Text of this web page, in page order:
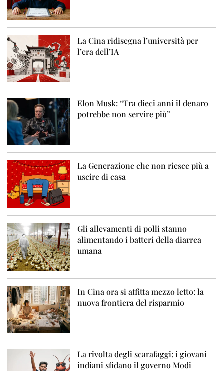
La Cina ridisegna l’università per
l’era dell’IA
Elon Musk: “Tra dieci anni il denaro
potrebbe non servire più”
La Generazione che non riesce più a
uscire di casa
Gli allevamenti di polli stanno
alimentando i batteri della diarrea
umana
In Cina ora si affitta mezzo letto: la
nuova frontiera del risparmio
La rivolta degli scarafaggi: i giovani
indiani sfidano il governo Modi